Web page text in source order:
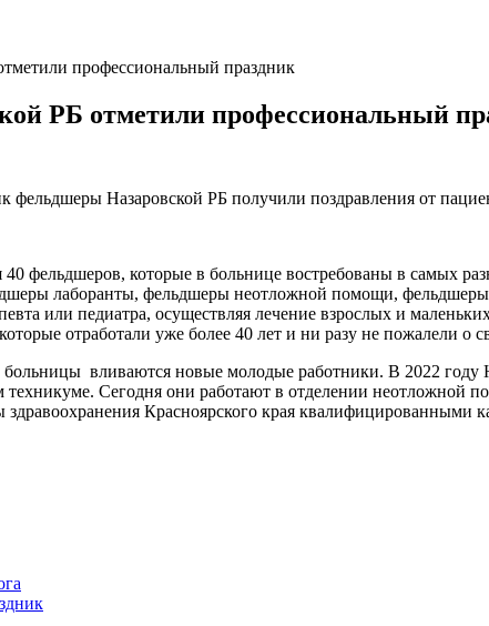
профессиональный праздник
РБ отметили профессиональный
фельдшеры Назаровской РБ получили поздравления от
40 фельдшеров, которые в больнице востребованы в
лаборанты, фельдшеры неотложной помощи,
или педиатра, осуществляя лечение взрослых и
отработали уже более 40 лет и ни разу не пожалели о
больницы вливаются новые молодые работники. В 2022
Сегодня они работают в отделении неотложной
Красноярского края квалифицированными